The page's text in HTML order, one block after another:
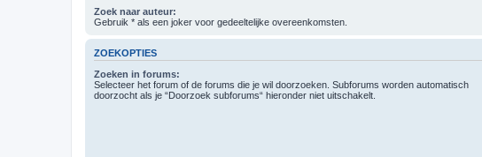
Zoek naar auteur:
Gebruik * als een joker voor gedeeltelijke overeenkomsten.
ZOEKOPTIES
Zoeken in forums:
Selecteer het forum of de forums die je wil doorzoeken. Subforums worden automatisch
doorzocht als je “Doorzoek subforums“ hieronder niet uitschakelt.